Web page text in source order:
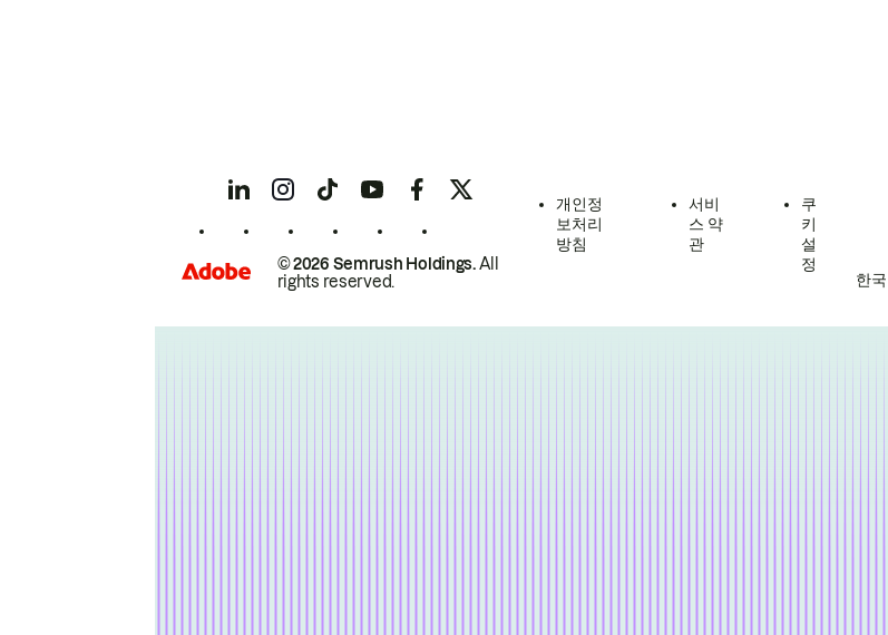
© 2026 Semrush Holdings.All
rights reserved.
개인정
보처리
방침
서비
스 약
관
쿠
키
설
정
한